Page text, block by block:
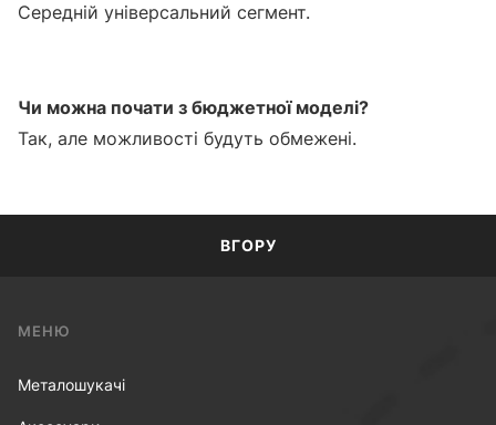
Середній універсальний сегмент.
Чи можна почати з бюджетної моделі?
Так, але можливості будуть обмежені.
ВГОРУ
МЕНЮ
Металошукачі